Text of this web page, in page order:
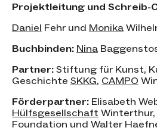
Projektleitung und Schreib-
Daniel Fehr und Monika
Buchbinden: Nina
Partner: Stiftung für Kunst,
Geschichte SKKG, CAMPO
Förderpartner: Elisabeth
Hülfsgesellschaft Winterthur,
Foundation und Walter